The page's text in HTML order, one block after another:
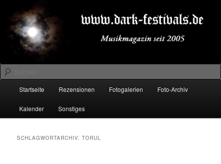
primären
Inhalt
springen
sekundären
Inhalt
springenDARK-FESTIVALS.DE
Suchen
Startseite Rezensionen Fotogalerien Foto-Archiv
Kalender Sonstiges
SCHLAGWORTARCHIV:TORUL